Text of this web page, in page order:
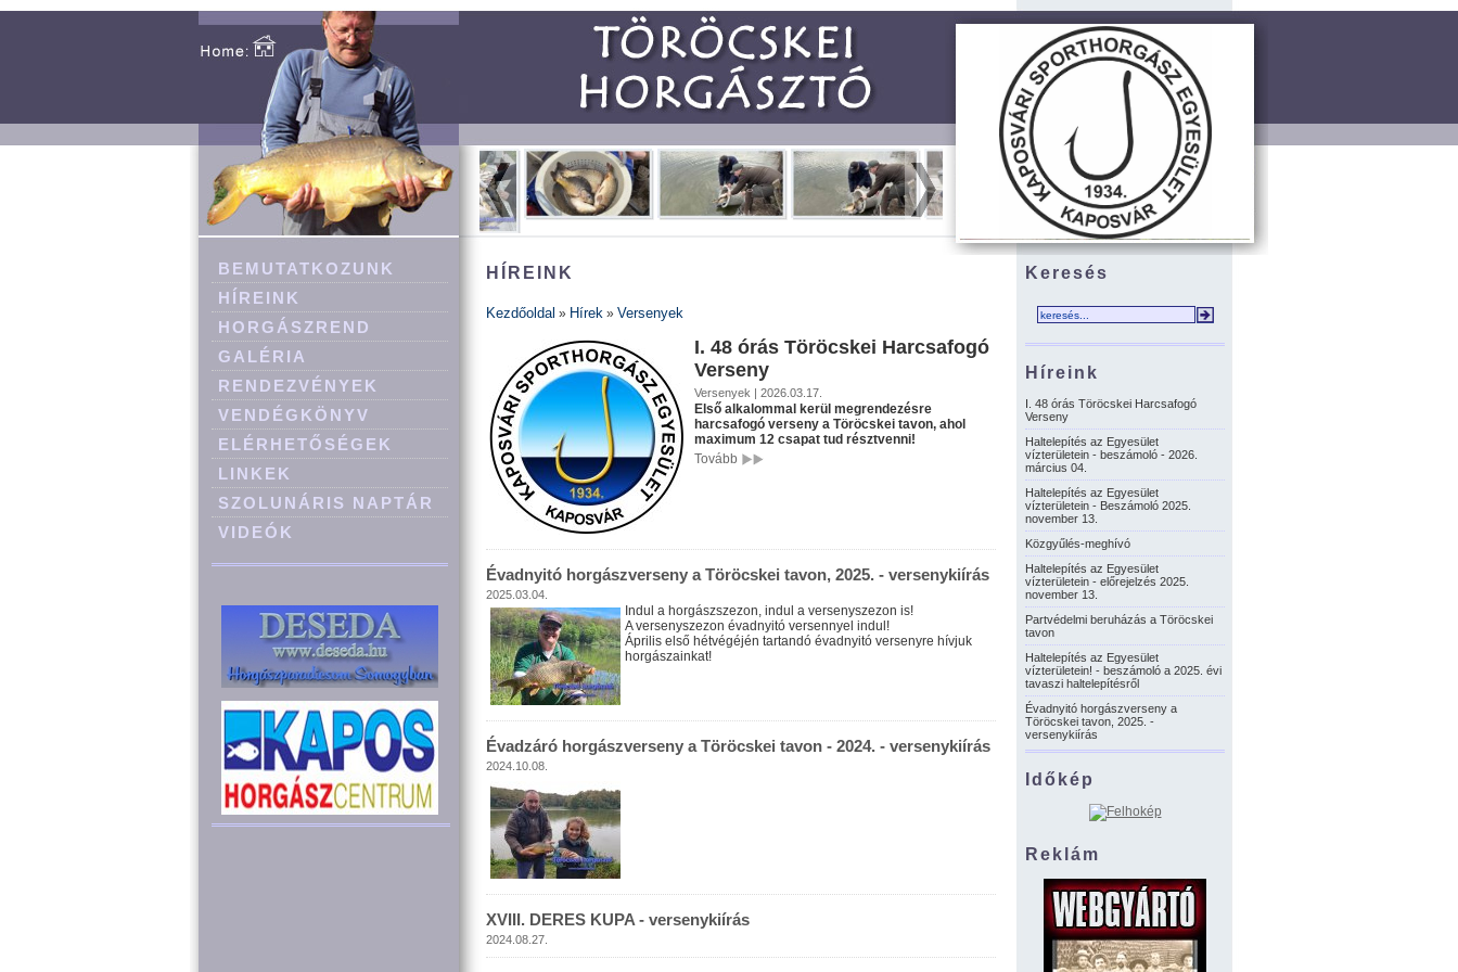
BEMUTATKOZUNK
HÍREINK
HORGÁSZREND
GALÉRIA
RENDEZVÉNYEK
VENDÉGKÖNYV
ELÉRHETŐSÉGEK
LINKEK
SZOLUNÁRIS NAPTÁR
VIDEÓK
HÍREINK
Kezdőoldal » Hírek » Versenyek
I. 48 órás Töröcskei Harcsafogó
Verseny
Versenyek | 2026.03.17.
Első alkalommal kerül megrendezésre
harcsafogó verseny a Töröcskei tavon, ahol
maximum 12 csapat tud résztvenni!
Tovább
Évadnyitó horgászverseny a Töröcskei tavon, 2025. - versenykiírás
2025.03.04.
Indul a horgászszezon, indul a versenyszezon is!
A versenyszezon évadnyitó versennyel indul!
Április első hétvégéjén tartandó évadnyitó versenyre hívjuk
horgászainkat!
Évadzáró horgászverseny a Töröcskei tavon - 2024. - versenykiírás
2024.10.08.
XVIII. DERES KUPA - versenykiírás
2024.08.27.
Keresés
Híreink
I. 48 órás Töröcskei Harcsafogó
Verseny
Haltelepítés az Egyesület
vízterületein - beszámoló - 2026.
március 04.
Haltelepítés az Egyesület
vízterületein - Beszámoló 2025.
november 13.
Közgyűlés-meghívó
Haltelepítés az Egyesület
vízterületein - előrejelzés 2025.
november 13.
Partvédelmi beruházás a Töröcskei
tavon
Haltelepítés az Egyesület
vízterületein! - beszámoló a 2025. évi
tavaszi haltelepítésről
Évadnyitó horgászverseny a
Töröcskei tavon, 2025. -
versenykiírás
Időkép
Reklám